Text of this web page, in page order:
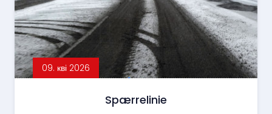
09. кві 2026
Spærrelinie